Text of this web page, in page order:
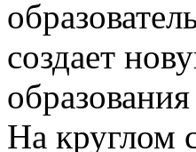
создает
На круглом